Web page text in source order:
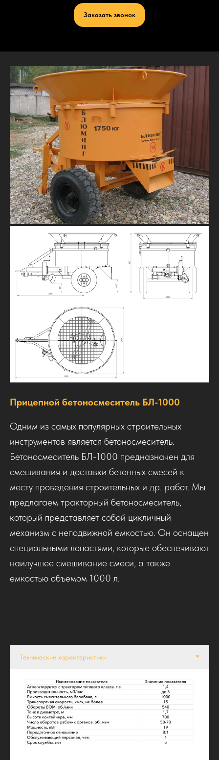
Заказать звонок
Прицепной бетоносмеситель БЛ-1000
Одним из самых популярных строительных
инструментов является бетоносмеситель.
Бетоносмеситель БЛ-1000 предназначен для
смешивания и доставки бетонных смесей к
месту проведения строительных и др. работ. Мы
предлагаем тракторный бетоносмеситель,
который представляет собой цикличный
механизм с неподвижной емкостью. Он оснащен
специальными лопастями, которые обеспечивают
наилучшее смешивание смеси, а также
емкостью объемом 1000 л.